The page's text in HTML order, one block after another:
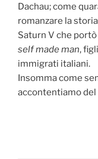
Dachau; come
romanzare la
Saturn V che
self made man,
immigrati italiani.
Insomma come
accontentiamo del